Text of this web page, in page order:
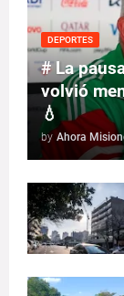
DEPORTES
# La
volvió
💧
by Ahora